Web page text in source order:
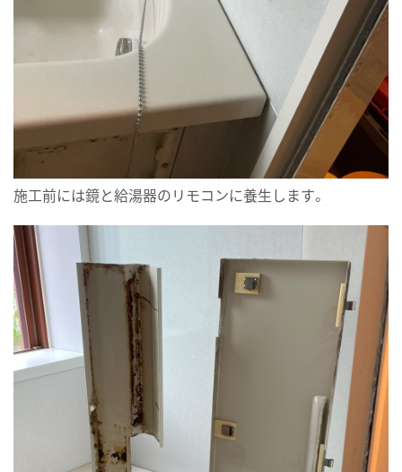
施工前には鏡と給湯器のリモコンに養生します。